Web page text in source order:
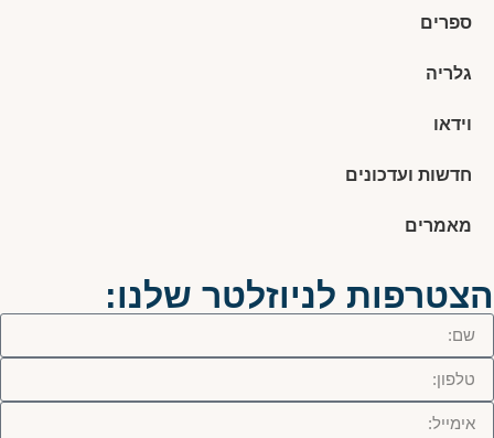
ספרים
גלריה
וידאו
חדשות ועדכונים
מאמרים
הצטרפות לניוזלטר שלנו: